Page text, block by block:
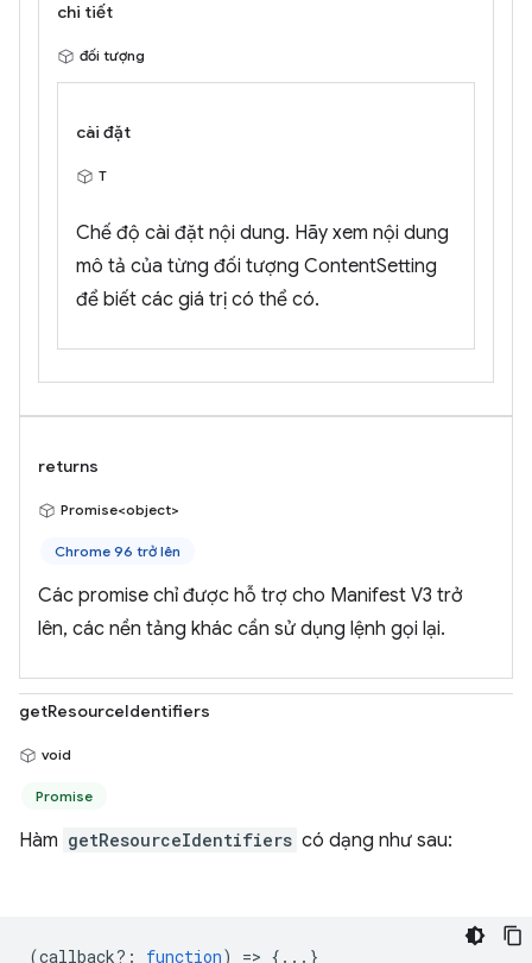
chi tiết
đối tượng
cài đặt
T
Chế độ cài đặt nội dung. Hãy xem nội dung
mô tả của từng đối tượng ContentSetting
để biết các giá trị có thể có.
returns
Promise<object>
Chrome 96 trở lên
Các promise chỉ được hỗ trợ cho Manifest V3 trở
lên, các nền tảng khác cần sử dụng lệnh gọi lại.
getResourceIdentifiers
void
Promise
Hàm getResourceIdentifiers có dạng như sau:
(callback? : function) => {...}